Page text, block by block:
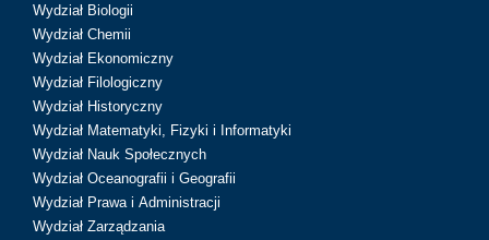
Wydział Biologii
Wydział Chemii
Wydział Ekonomiczny
Wydział Filologiczny
Wydział Historyczny
Wydział Matematyki, Fizyki i Informatyki
Wydział Nauk Społecznych
Wydział Oceanografii i Geografii
Wydział Prawa i Administracji
Wydział Zarządzania